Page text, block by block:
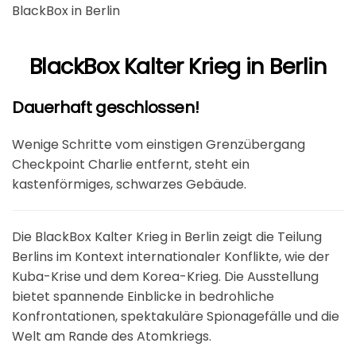
BlackBox in Berlin
BlackBox Kalter Krieg in Berlin
Dauerhaft geschlossen!
Wenige Schritte vom einstigen Grenzübergang
Checkpoint Charlie entfernt, steht ein
kastenförmiges, schwarzes Gebäude.
Die BlackBox Kalter Krieg in Berlin zeigt die Teilung
Berlins im Kontext internationaler Konflikte, wie der
Kuba-Krise und dem Korea-Krieg. Die Ausstellung
bietet spannende Einblicke in bedrohliche
Konfrontationen, spektakuläre Spionagefälle und die
Welt am Rande des Atomkriegs.